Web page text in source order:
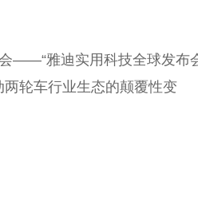
——“雅迪实用科技全球发布
轮车行业生态的颠覆性变